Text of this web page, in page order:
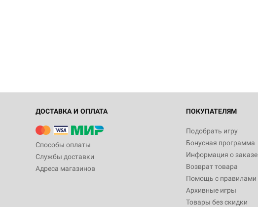
ДОСТАВКА И ОПЛАТА
Способы оплаты
Службы доставки
Адреса магазинов
ПОКУПАТЕЛЯМ
Подобрать игру
Бонусная программа
Информация о заказе
Возврат товара
Помощь с правилами
Архивные игры
Товары без скидки